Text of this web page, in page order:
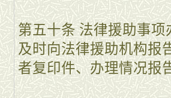
第五十条 法律援助事
及时向法律援助机构报
者复印件、办理情况报